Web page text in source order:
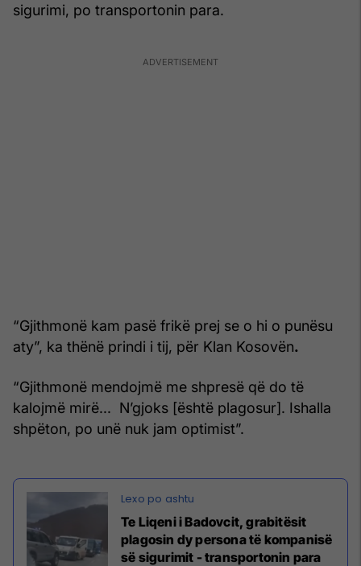
sigurimi, po transportonin para.
“Gjithmonë kam pasë frikë prej se o hi o punësu
aty”, ka thënë prindi i tij, për Klan Kosovën.
“Gjithmonë mendojmë me shpresë që do të
kalojmë mirë... N’gjoks [është plagosur]. Ishalla
shpëton, po unë nuk jam optimist”.
Te Liqeni i Badovcit, grabitësit
plagosin dy persona të kompanisë
së sigurimit - transportonin para